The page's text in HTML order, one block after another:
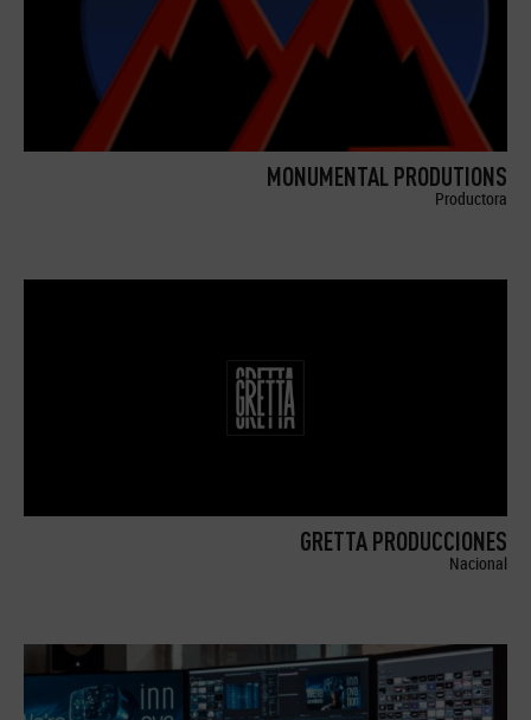
MONUMENTAL PRODUTIONS
Productora
GRETTA PRODUCCIONES
Nacional